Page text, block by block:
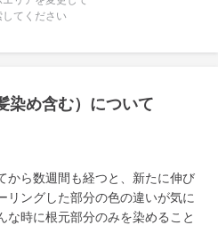
してください
染め含む）について
から数週間も経つと、新たに伸び
リングした部分の色の違いが気に
な時に根元部分のみを染めること